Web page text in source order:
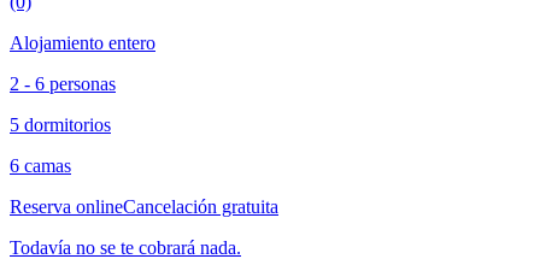
Alojamiento entero
2 - 6 personas
5 dormitorios
6 camas
Reserva onlineCancelación gratuita
Todavía no se te cobrará nada.